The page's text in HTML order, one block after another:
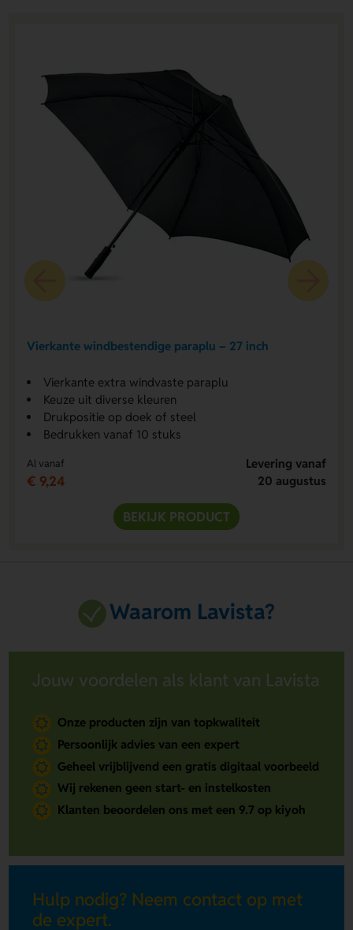
Vierkante windbestendige paraplu – 27 inch
Vierkante extra windvaste paraplu
Keuze uit diverse kleuren
Drukpositie op doek of steel
Bedrukken vanaf 10 stuks
Al vanaf
€ 9,24
Levering vanaf
20 augustus
BEKIJK PRODUCT
Waarom Lavista?
Jouw voordelen als klant van Lavista
Onze producten zijn van topkwaliteit
Persoonlijk advies van een expert
Geheel vrijblijvend een gratis digitaal voorbeeld
Wij rekenen geen start- en instelkosten
Klanten beoordelen ons met een 9.7 op kiyoh
Hulp nodig? Neem contact op met
de expert.